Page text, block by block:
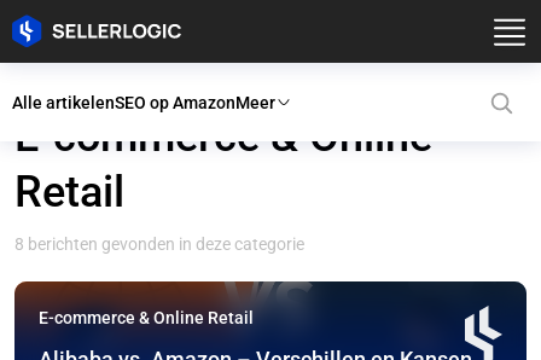
Alle artikelenSEO op AmazonMeer
E-commerce & Online
Retail
8 berichten gevonden in deze categorie
E-commerce & Online Retail